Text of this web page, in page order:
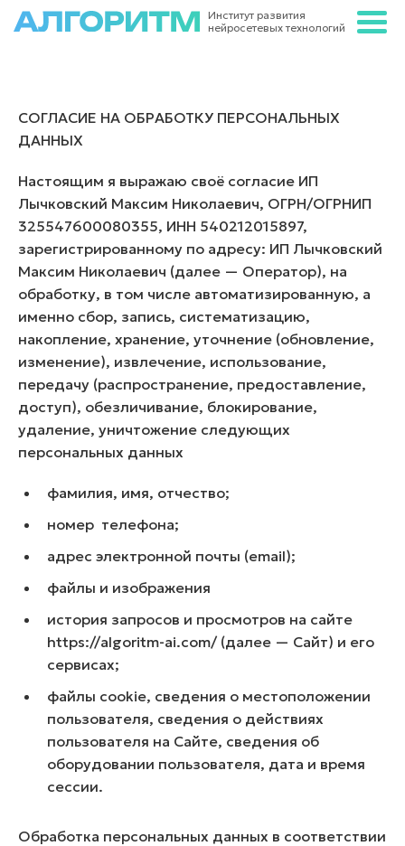
Институт развития
нейросетевых технологий
СОГЛАСИЕ НА ОБРАБОТКУ ПЕРСОНАЛЬНЫХ
ДАННЫХ
Настоящим я выражаю своё согласие ИП
Лычковский Максим Николаевич, ОГРН/ОГРНИП
325547600080355, ИНН 540212015897,
зарегистрированному по адресу: ИП Лычковский
Максим Николаевич (далее — Оператор), на
обработку, в том числе автоматизированную, а
именно сбор, запись, систематизацию,
накопление, хранение, уточнение (обновление,
изменение), извлечение, использование,
передачу (распространение, предоставление,
доступ), обезличивание, блокирование,
удаление, уничтожение следующих
персональных данных
фамилия, имя, отчество;
номер телефона;
адрес электронной почты (email);
файлы и изображения
история запросов и просмотров на сайте
https://algoritm-ai.com/ (далее — Сайт) и его
сервисах;
файлы cookie, сведения о местоположении
пользователя, сведения о действиях
пользователя на Сайте, сведения об
оборудовании пользователя, дата и время
сессии.
Обработка персональных данных в соответствии